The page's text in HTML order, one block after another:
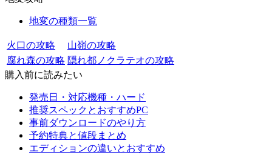
地変の種類一覧
火口の攻略
山嶺の攻略
腐れ森の攻略 隠れ都ノクラテオの攻略
購入前に読みたい
発売日・対応機種・ハード
推奨スペックとおすすめPC
事前ダウンロードのやり方
予約特典と値段まとめ
エディションの違いとおすすめ